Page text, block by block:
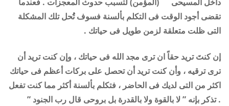
تقضى أجود الوقت فى التكلم بألسنة فسوف تُُحل تلك المشكلة
التى ظلت متعلقة لزمن طويل فى حياتك .
إن كنتَ تريد حقاً ان ترى مجد الله فى حياتك ، وإن كنت تريد أن
ترى ترقيه ، وأن كنت تريد أن تحصل على بركات أعظم فى حياتك
اكثر من التى لديك فى الحاضر ، فتكلم بألسنة أكثر مما كنت تفعل
. تذكر بإنه ” لا بالقوة ولا بالقدرة بل بروحى قال رب الجنود ”